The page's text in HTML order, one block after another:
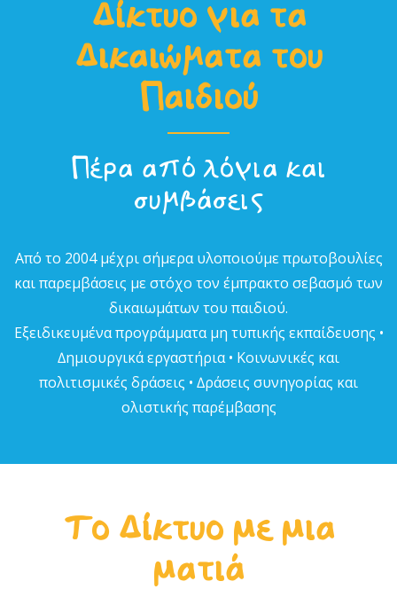
Δίκτυο για τα
Δικαιώµατα του
Παιδιού
Πέρα από λόγια και
συµβάσεις
Από το 2004 µέχρι σήµερα υλοποιούµε πρωτοβουλίες
και παρεµβάσεις µε στόχο τον έµπρακτο σεβασµό των
δικαιωµάτων του παιδιού.
Εξειδικευµένα προγράµµατα µη τυπικής εκπαίδευσης •
∆ηµιουργικά εργαστήρια • Κοινωνικές και
πολιτισµικές δράσεις • ∆ράσεις συνηγορίας και
ολιστικής παρέµβασης
Το Δίκτυο με μια
ματιά